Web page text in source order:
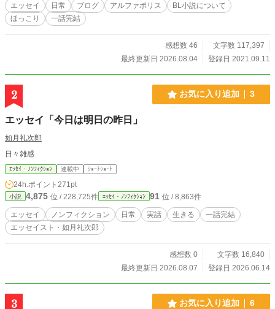
エッセイ 日常 ブログ アルファポリス
BL小説について
ほっこり
一話完結
感想数 46
文字数 117,397
最終更新日 2026.08.04
登録日 2021.09.11
2 お気に入り追加 3
エッセイ「今日は明日の昨日」
如月礼次郎
日々雑感
ｴｯｾｲ・ﾉﾝﾌｨｸｼｮﾝ 連載中 ｼｮｰﾄｼｮｰﾄ
24h.ポイント 271pt
小説 4,875 位 / 228,725件 ｴｯｾｲ・ﾉﾝﾌｨｸｼｮﾝ 91 位 / 8,863件
エッセイ ノンフィクション 日常 実話 生きる
一話完結
エッセイスト・如月礼次郎
感想数 0
文字数 16,840
最終更新日 2026.08.07
登録日 2026.06.14
3 お気に入り追加 6